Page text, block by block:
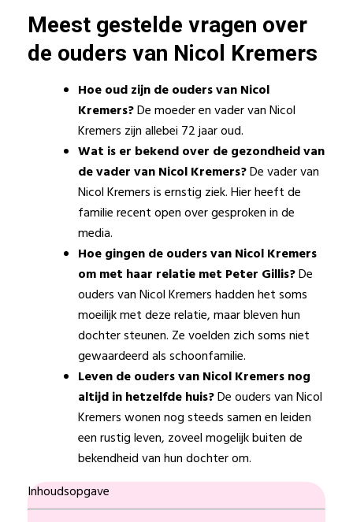
Meest gestelde vragen over
de ouders van Nicol Kremers
Hoe oud zijn de ouders van Nicol
Kremers?De moeder en vader van Nicol
Kremers zijn allebei 72 jaar oud.
Wat is er bekend over de gezondheid van
de vader van Nicol Kremers?De vader van
Nicol Kremers is ernstig ziek. Hier heeft de
familie recent open over gesproken in de
media.
Hoe gingen de ouders van Nicol Kremers
om met haar relatie met Peter Gillis?De
ouders van Nicol Kremers hadden het soms
moeilijk met deze relatie, maar bleven hun
dochter steunen. Ze voelden zich soms niet
gewaardeerd als schoonfamilie.
Leven de ouders van Nicol Kremers nog
altijd in hetzelfde huis?De ouders van Nicol
Kremers wonen nog steeds samen en leiden
een rustig leven, zoveel mogelijk buiten de
bekendheid van hun dochter om.
Inhoudsopgave